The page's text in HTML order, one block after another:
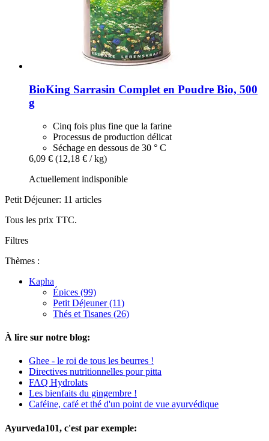
BioKing Sarrasin Complet en Poudre Bio, 500
g
Cinq fois plus fine que la farine
Processus de production délicat
Séchage en dessous de 30 ° C
6,09 € (12,18 € / kg)
Actuellement indisponible
Petit Déjeuner: 11 articles
Tous les prix TTC.
Filtres
Thèmes :
Kapha
Épices (99)
Petit Déjeuner (11)
Thés et Tisanes (26)
À lire sur notre blog:
Ghee - le roi de tous les beurres !
Directives nutritionnelles pour pitta
FAQ Hydrolats
Les bienfaits du gingembre !
Caféine, café et thé d'un point de vue ayurvédique
Ayurveda101, c'est par exemple: